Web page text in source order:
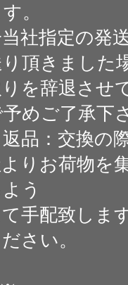
。
社指定の発
頂きました
を辞退させ
めご了承下
返品：交換の
りお荷物を
う
手配致しま
さい。